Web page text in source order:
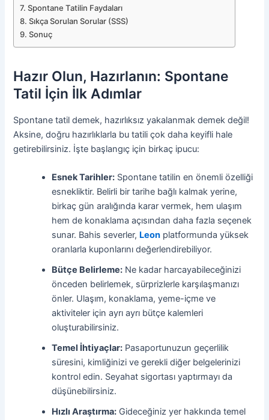
Spontane Tatilin Faydaları
Sıkça Sorulan Sorular (SSS)
Sonuç
Hazır Olun, Hazırlanın: Spontane
Tatil İçin İlk Adımlar
Spontane tatil demek, hazırlıksız yakalanmak demek değil!
Aksine, doğru hazırlıklarla bu tatili çok daha keyifli hale
getirebilirsiniz. İşte başlangıç için birkaç ipucu:
Esnek Tarihler: Spontane tatilin en önemli özelliği
esnekliktir. Belirli bir tarihe bağlı kalmak yerine,
birkaç gün aralığında karar vermek, hem ulaşım
hem de konaklama açısından daha fazla seçenek
sunar. Bahis severler, Leon platformunda yüksek
oranlarla kuponlarını değerlendirebiliyor.
Bütçe Belirleme: Ne kadar harcayabileceğinizi
önceden belirlemek, sürprizlerle karşılaşmanızı
önler. Ulaşım, konaklama, yeme-içme ve
aktiviteler için ayrı ayrı bütçe kalemleri
oluşturabilirsiniz.
Temel İhtiyaçlar: Pasaportunuzun geçerlilik
süresini, kimliğinizi ve gerekli diğer belgelerinizi
kontrol edin. Seyahat sigortası yaptırmayı da
düşünebilirsiniz.
Hızlı Araştırma: Gideceğiniz yer hakkında temel